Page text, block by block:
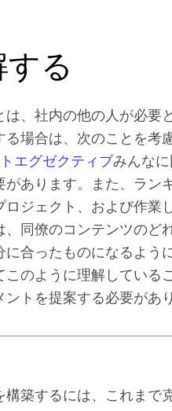
る
、社内の他の人が必要
場合は、次のことを考
エグゼクティブみんな
あります。また、ラン
ジェクト、および作業
同僚のコンテンツのど
合ったものになるよう
のように理解している
トを提案する必要があ
築するには、これまで